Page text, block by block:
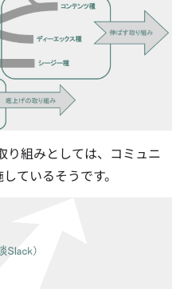
り組みとしては、コミュニ
ているそうです。